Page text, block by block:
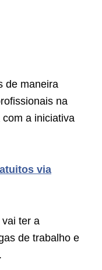
de maneira
na
a iniciativa
via
ter a
de trabalho e